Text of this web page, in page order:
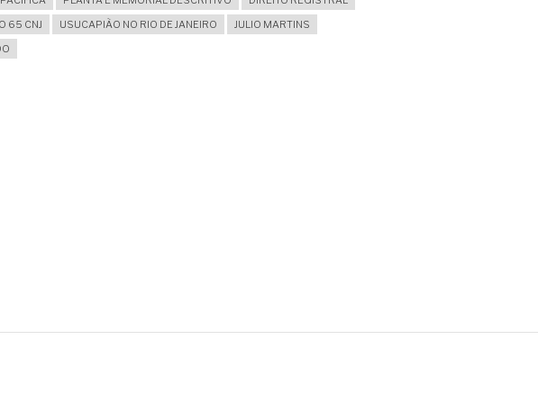
65 CNJ USUCAPIÃO NO RIO DE JANEIRO
JULIO MARTINS